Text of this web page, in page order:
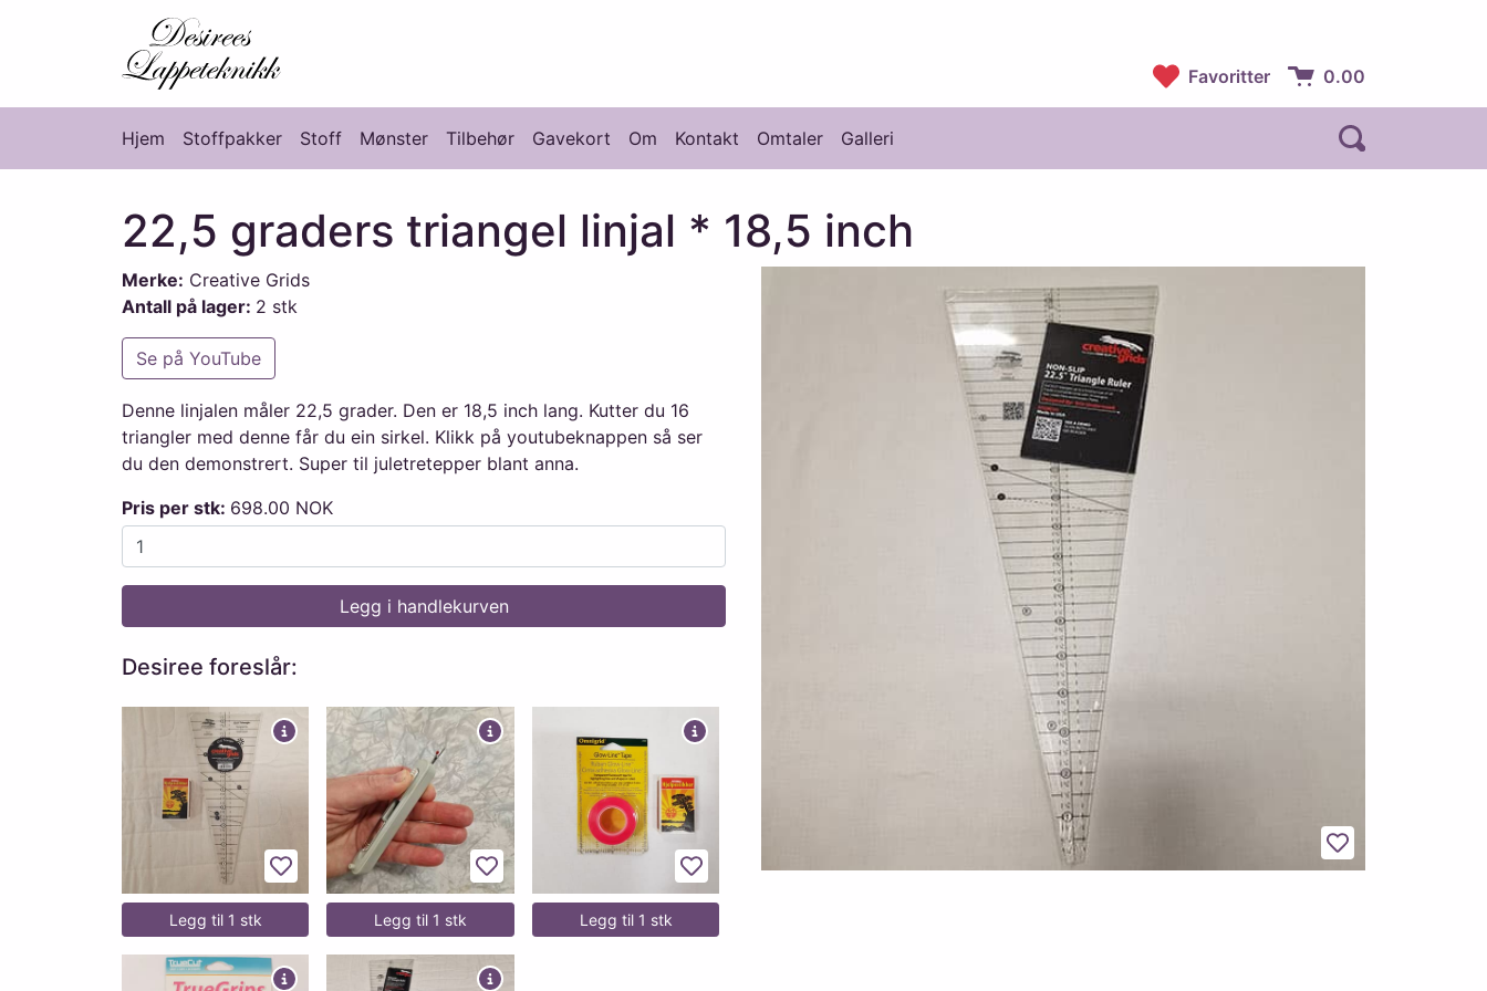
Desirees Lappeteknikk
Favoritter
Handlekurv:
0.00
Hovedmeny
Hjem Stoffpakker Stoff Mønster Tilbehør Gavekort Om Kontakt Omtaler Galleri
22,5 graders triangel linjal * 18,5 inch
Legg til favoritter
Merke: Creative Grids
Antall på lager: 2 stk
Se på YouTube
Denne linjalen måler 22,5 grader. Den er 18,5 inch lang. Kutter du 16
triangler med denne får du ein sirkel. Klikk på youtubeknappen så ser
du den demonstrert. Super til juletretepper blant anna.
Pris per stk: 698.00 NOK
Legg i handlekurven
Desiree foreslår:
Legg til favoritter
Legg til 1 stk
Legg til favoritter
Legg til 1 stk
Legg til favoritter
Legg til 1 stk